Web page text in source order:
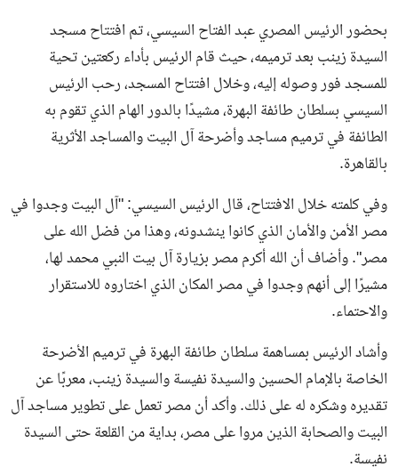
بحضور الرئيس المصري عبد الفتاح السيسي، تم افتتاح مسجد
السيدة زينب بعد ترميمه، حيث قام الرئيس بأداء ركعتين تحية
للمسجد فور وصوله إليه، وخلال افتتاح المسجد، رحب الرئيس
السيسي بسلطان طائفة البهرة، مشيدًا بالدور الهام الذي تقوم به
الطائفة في ترميم مساجد وأضرحة آل البيت والمساجد الأثرية
بالقاهرة.
وفي كلمته خلال الافتتاح، قال الرئيس السيسي: "آل البيت وجدوا في
مصر الأمن والأمان الذي كانوا ينشدونه، وهذا من فضل الله على
مصر". وأضاف أن الله أكرم مصر بزيارة آل بيت النبي محمد لها،
مشيرًا إلى أنهم وجدوا في مصر المكان الذي اختاروه للاستقرار
والاحتماء.
وأشاد الرئيس بمساهمة سلطان طائفة البهرة في ترميم الأضرحة
الخاصة بالإمام الحسين والسيدة نفيسة والسيدة زينب، معربًا عن
تقديره وشكره له على ذلك. وأكد أن مصر تعمل على تطوير مساجد آل
البيت والصحابة الذين مروا على مصر، بداية من القلعة حتى السيدة
نفيسة.